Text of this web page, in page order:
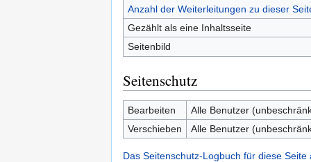
Anzahl der Weiterleitungen zu dieser
Gezählt als eine Inhaltsseite
Seitenbild
Seitenschutz
Bearbeiten
Alle Benutzer
Verschieben
Alle Benutzer
Das Seitenschutz-Logbuch für diese Seite